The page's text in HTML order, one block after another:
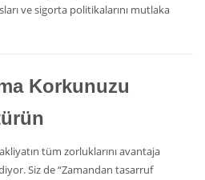
ve sigorta politikalarını mutlaka
Korkunuzu
tüm zorluklarını avantaja
Siz de “Zamandan tasarruf